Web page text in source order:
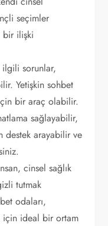
seçimler
bir ilişki
ilgili sorunlar,
Yetişkin sohbet
bir araç olabilir.
sağlayabilir,
destek arayabilir ve
cinsel sağlık
tutmak
odaları,
için ideal bir ortam